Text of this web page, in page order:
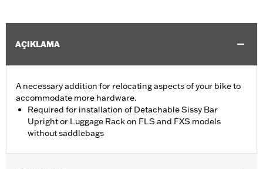
AÇIKLAMA
A necessary addition for relocating aspects of your bike to
accommodate more hardware.
Required for installation of Detachable Sissy Bar
Upright or Luggage Rack on FLS and FXS models
without saddlebags